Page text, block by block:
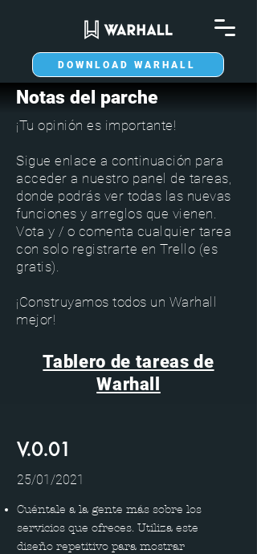
DOWNLOAD WARHALL
Notas del parche
¡Tu opinión es importante!
Sigue enlace a continuación para
acceder a nuestro panel de tareas,
donde podrás ver todas las nuevas
funciones y arreglos que vienen.
Vota y / o comenta cualquier tarea
con solo registrarte en Trello (es
gratis).
¡Construyamos todos un Warhall
mejor!
Tablero de tareas de
Warhall
V.0.01
25/01/2021
Cuéntale a la gente más sobre los
servicios que ofreces. Utiliza este
diseño repetitivo para mostrar